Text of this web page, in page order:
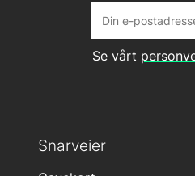
Se vårt
Snarveier